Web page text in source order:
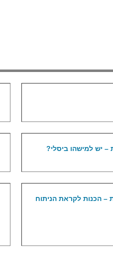
– יש למישהו ביסלי?
– הכנות לקראת הניתוח